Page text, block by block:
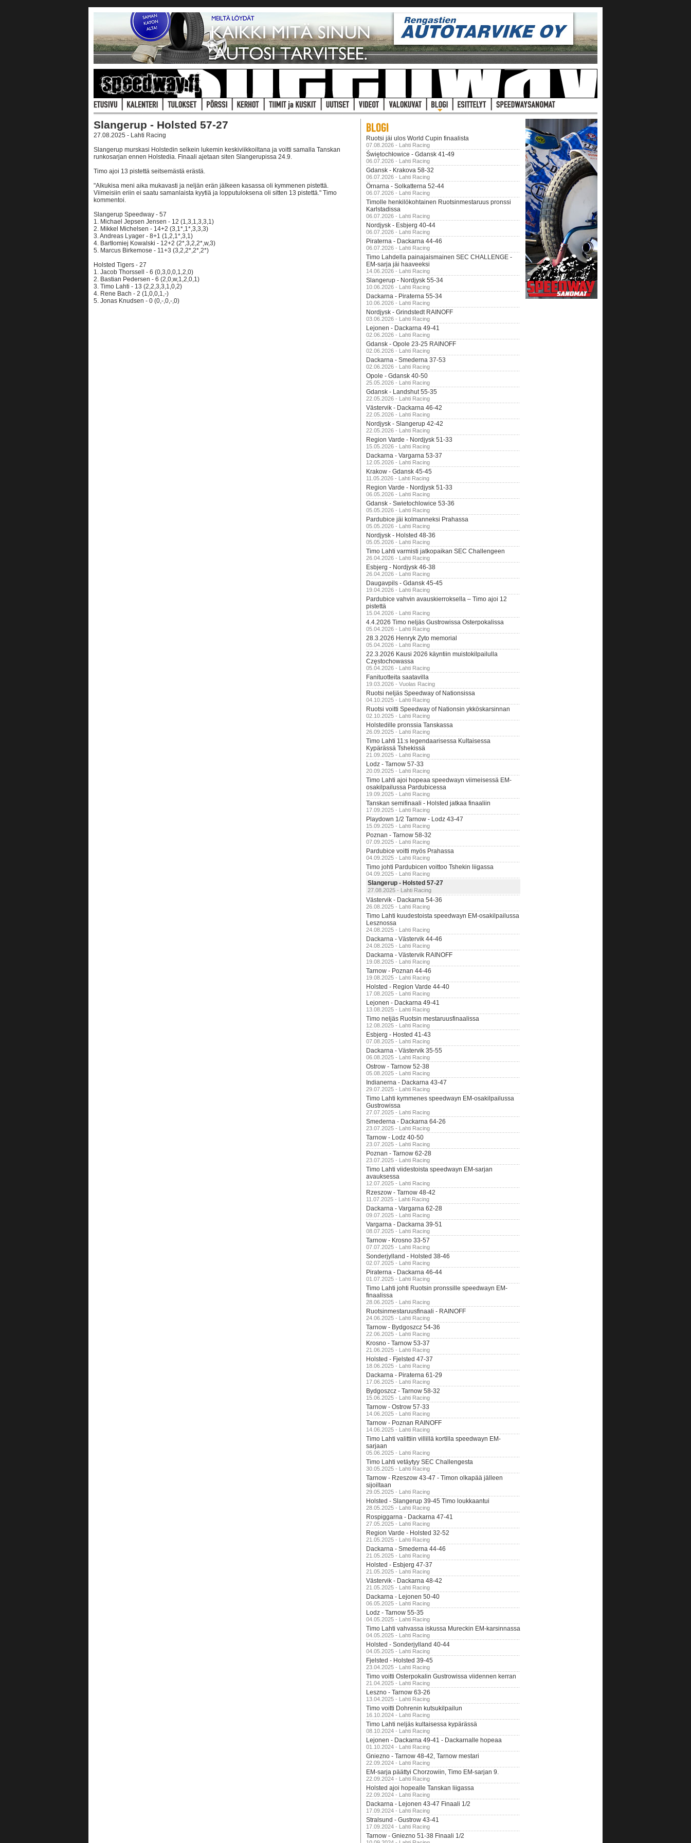
Slangerup - Holsted 57-27
27.08.2025 - Lahti Racing
Slangerup murskasi Holstedin selkein lukemin keskiviikkoiltana ja voitti samalla Tanskan
runkosarjan ennen Holstedia. Finaali ajetaan siten Slangerupissa 24.9.
Timo ajoi 13 pistettä seitsemästä erästä.
"Alkukisa meni aika mukavasti ja neljän erän jälkeen kasassa oli kymmenen pistettä.
Viimeisiin eriin ei saatu samanlaista kyytiä ja lopputuloksena oli sitten 13 pistettä." Timo
kommentoi.
Slangerup Speedway - 57
1. Michael Jepsen Jensen - 12 (1,3,1,3,3,1)
2. Mikkel Michelsen - 14+2 (3,1*,1*,3,3,3)
3. Andreas Lyager - 8+1 (1,2,1*,3,1)
4. Bartłomiej Kowalski - 12+2 (2*,3,2,2*,w,3)
5. Marcus Birkemose - 11+3 (3,2,2*,2*,2*)
Holsted Tigers - 27
1. Jacob Thorssell - 6 (0,3,0,0,1,2,0)
2. Bastian Pedersen - 6 (2,0,w,1,2,0,1)
3. Timo Lahti - 13 (2,2,3,3,1,0,2)
4. Rene Bach - 2 (1,0,0,1,-)
5. Jonas Knudsen - 0 (0,-,0,-,0)
Ruotsi jäi ulos World Cupin finaalista
07.08.2026 - Lahti Racing
Świętochłowice - Gdansk 41-49
06.07.2026 - Lahti Racing
Gdansk - Krakova 58-32
06.07.2026 - Lahti Racing
Örnarna - Solkatterna 52-44
06.07.2026 - Lahti Racing
Timolle henkilökohtainen Ruotsinmestaruus pronssi
Karlstadissa
06.07.2026 - Lahti Racing
Nordjysk - Esbjerg 40-44
06.07.2026 - Lahti Racing
Piraterna - Dackarna 44-46
06.07.2026 - Lahti Racing
Timo Lahdella painajaismainen SEC CHALLENGE -
EM-sarja jäi haaveeksi
14.06.2026 - Lahti Racing
Slangerup - Nordjysk 55-34
10.06.2026 - Lahti Racing
Dackarna - Piraterna 55-34
10.06.2026 - Lahti Racing
Nordjysk - Grindstedt RAINOFF
03.06.2026 - Lahti Racing
Lejonen - Dackarna 49-41
02.06.2026 - Lahti Racing
Gdansk - Opole 23-25 RAINOFF
02.06.2026 - Lahti Racing
Dackarna - Smederna 37-53
02.06.2026 - Lahti Racing
Opole - Gdansk 40-50
25.05.2026 - Lahti Racing
Gdansk - Landshut 55-35
22.05.2026 - Lahti Racing
Västervik - Dackarna 46-42
22.05.2026 - Lahti Racing
Nordjysk - Slangerup 42-42
22.05.2026 - Lahti Racing
Region Varde - Nordjysk 51-33
15.05.2026 - Lahti Racing
Dackarna - Vargarna 53-37
12.05.2026 - Lahti Racing
Krakow - Gdansk 45-45
11.05.2026 - Lahti Racing
Region Varde - Nordjysk 51-33
06.05.2026 - Lahti Racing
Gdansk - Swietochlowice 53-36
05.05.2026 - Lahti Racing
Pardubice jäi kolmanneksi Prahassa
05.05.2026 - Lahti Racing
Nordjysk - Holsted 48-36
05.05.2026 - Lahti Racing
Timo Lahti varmisti jatkopaikan SEC Challengeen
26.04.2026 - Lahti Racing
Esbjerg - Nordjysk 46-38
26.04.2026 - Lahti Racing
Daugavpils - Gdansk 45-45
19.04.2026 - Lahti Racing
Pardubice vahvin avauskierroksella – Timo ajoi 12
pistettä
15.04.2026 - Lahti Racing
4.4.2026 Timo neljäs Gustrowissa Osterpokalissa
05.04.2026 - Lahti Racing
28.3.2026 Henryk Zyto memorial
05.04.2026 - Lahti Racing
22.3.2026 Kausi 2026 käyntiin muistokilpailulla
Częstochowassa
05.04.2026 - Lahti Racing
Fanituotteita saatavilla
19.03.2026 - Vuolas Racing
Ruotsi neljäs Speedway of Nationsissa
04.10.2025 - Lahti Racing
Ruotsi voitti Speedway of Nationsin ykköskarsinnan
02.10.2025 - Lahti Racing
Holstedille pronssia Tanskassa
26.09.2025 - Lahti Racing
Timo Lahti 11:s legendaarisessa Kultaisessa
Kypärässä Tshekissä
21.09.2025 - Lahti Racing
Lodz - Tarnow 57-33
20.09.2025 - Lahti Racing
Timo Lahti ajoi hopeaa speedwayn viimeisessä EM-
osakilpailussa Pardubicessa
19.09.2025 - Lahti Racing
Tanskan semifinaali - Holsted jatkaa finaaliin
17.09.2025 - Lahti Racing
Playdown 1/2 Tarnow - Lodz 43-47
15.09.2025 - Lahti Racing
Poznan - Tarnow 58-32
07.09.2025 - Lahti Racing
Pardubice voitti myös Prahassa
04.09.2025 - Lahti Racing
Timo johti Pardubicen voittoo Tshekin liigassa
04.09.2025 - Lahti Racing
Slangerup - Holsted 57-27
27.08.2025 - Lahti Racing
Västervik - Dackarna 54-36
26.08.2025 - Lahti Racing
Timo Lahti kuudestoista speedwayn EM-osakilpailussa
Lesznossa
24.08.2025 - Lahti Racing
Dackarna - Västervik 44-46
24.08.2025 - Lahti Racing
Dackarna - Västervik RAINOFF
19.08.2025 - Lahti Racing
Tarnow - Poznan 44-46
19.08.2025 - Lahti Racing
Holsted - Region Varde 44-40
17.08.2025 - Lahti Racing
Lejonen - Dackarna 49-41
13.08.2025 - Lahti Racing
Timo neljäs Ruotsin mestaruusfinaalissa
12.08.2025 - Lahti Racing
Esbjerg - Hosted 41-43
07.08.2025 - Lahti Racing
Dackarna - Västervik 35-55
06.08.2025 - Lahti Racing
Ostrow - Tarnow 52-38
05.08.2025 - Lahti Racing
Indianerna - Dackarna 43-47
29.07.2025 - Lahti Racing
Timo Lahti kymmenes speedwayn EM-osakilpailussa
Gustrowissa
27.07.2025 - Lahti Racing
Smederna - Dackarna 64-26
23.07.2025 - Lahti Racing
Tarnow - Lodz 40-50
23.07.2025 - Lahti Racing
Poznan - Tarnow 62-28
23.07.2025 - Lahti Racing
Timo Lahti viidestoista speedwayn EM-sarjan
avauksessa
12.07.2025 - Lahti Racing
Rzeszow - Tarnow 48-42
11.07.2025 - Lahti Racing
Dackarna - Vargarna 62-28
09.07.2025 - Lahti Racing
Vargarna - Dackarna 39-51
08.07.2025 - Lahti Racing
Tarnow - Krosno 33-57
07.07.2025 - Lahti Racing
Sonderjylland - Holsted 38-46
02.07.2025 - Lahti Racing
Piraterna - Dackarna 46-44
01.07.2025 - Lahti Racing
Timo Lahti johti Ruotsin pronssille speedwayn EM-
finaalissa
28.06.2025 - Lahti Racing
Ruotsinmestaruusfinaali - RAINOFF
24.06.2025 - Lahti Racing
Tarnow - Bydgoszcz 54-36
22.06.2025 - Lahti Racing
Krosno - Tarnow 53-37
21.06.2025 - Lahti Racing
Holsted - Fjelsted 47-37
18.06.2025 - Lahti Racing
Dackarna - Piraterna 61-29
17.06.2025 - Lahti Racing
Bydgoszcz - Tarnow 58-32
15.06.2025 - Lahti Racing
Tarnow - Ostrow 57-33
14.06.2025 - Lahti Racing
Tarnow - Poznan RAINOFF
14.06.2025 - Lahti Racing
Timo Lahti valittiin villillä kortilla speedwayn EM-
sarjaan
05.06.2025 - Lahti Racing
Timo Lahti vetäytyy SEC Challengesta
30.05.2025 - Lahti Racing
Tarnow - Rzeszow 43-47 - Timon olkapää jälleen
sijoiltaan
29.05.2025 - Lahti Racing
Holsted - Slangerup 39-45 Timo loukkaantui
28.05.2025 - Lahti Racing
Rospiggarna - Dackarna 47-41
27.05.2025 - Lahti Racing
Region Varde - Holsted 32-52
21.05.2025 - Lahti Racing
Dackarna - Smederna 44-46
21.05.2025 - Lahti Racing
Holsted - Esbjerg 47-37
21.05.2025 - Lahti Racing
Västervik - Dackarna 48-42
21.05.2025 - Lahti Racing
Dackarna - Lejonen 50-40
06.05.2025 - Lahti Racing
Lodz - Tarnow 55-35
04.05.2025 - Lahti Racing
Timo Lahti vahvassa iskussa Mureckin EM-karsinnassa
04.05.2025 - Lahti Racing
Holsted - Sonderjylland 40-44
04.05.2025 - Lahti Racing
Fjelsted - Holsted 39-45
23.04.2025 - Lahti Racing
Timo voitti Osterpokalin Gustrowissa viidennen kerran
21.04.2025 - Lahti Racing
Leszno - Tarnow 63-26
13.04.2025 - Lahti Racing
Timo voitti Dohrenin kutsukilpailun
16.10.2024 - Lahti Racing
Timo Lahti neljäs kultaisessa kypärässä
08.10.2024 - Lahti Racing
Lejonen - Dackarna 49-41 - Dackarnalle hopeaa
01.10.2024 - Lahti Racing
Gniezno - Tarnow 48-42, Tarnow mestari
22.09.2024 - Lahti Racing
EM-sarja päättyi Chorzowiin, Timo EM-sarjan 9.
22.09.2024 - Lahti Racing
Holsted ajoi hopealle Tanskan liigassa
22.09.2024 - Lahti Racing
Dackarna - Lejonen 43-47 Finaali 1/2
17.09.2024 - Lahti Racing
Stralsund - Gustrow 43-41
17.09.2024 - Lahti Racing
Tarnow - Gniezno 51-38 Finaali 1/2